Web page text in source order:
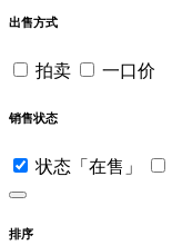
出售方式
拍卖 一口价
销售状态
状态「在售」
排序